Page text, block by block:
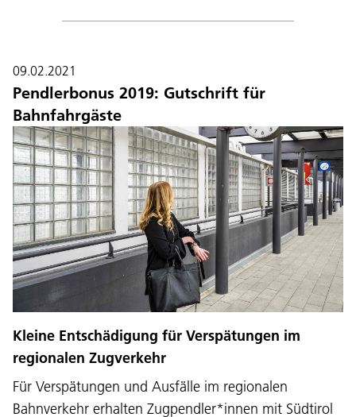
09.02.2021
Pendlerbonus 2019: Gutschrift für
Bahnfahrgäste
Kleine Entschädigung für Verspätungen im
regionalen Zugverkehr
Für Verspätungen und Ausfälle im regionalen
Bahnverkehr erhalten Zugpendler*innen mit Südtirol